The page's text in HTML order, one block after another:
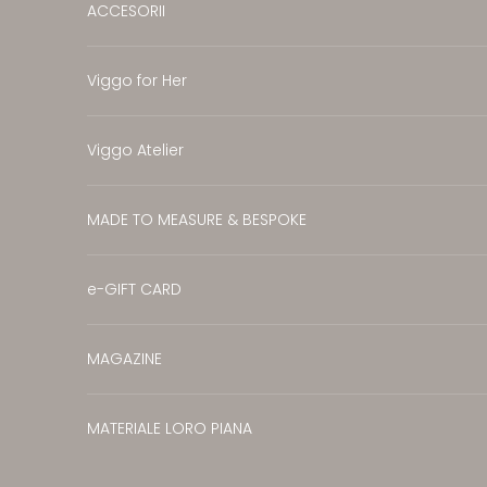
ACCESORII
Viggo for Her
Viggo Atelier
MADE TO MEASURE & BESPOKE
e-GIFT CARD
MAGAZINE
MATERIALE LORO PIANA